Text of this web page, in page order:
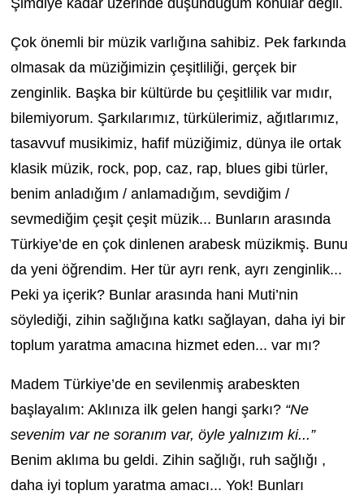
Şimdiye kadar üzerinde düşündüğüm konular değil.
Çok önemli bir müzik varlığına sahibiz. Pek farkında
olmasak da müziğimizin çeşitliliği, gerçek bir
zenginlik. Başka bir kültürde bu çeşitlilik var mıdır,
bilemiyorum. Şarkılarımız, türkülerimiz, ağıtlarımız,
tasavvuf musikimiz, hafif müziğimiz, dünya ile ortak
klasik müzik, rock, pop, caz, rap, blues gibi türler,
benim anladığım / anlamadığım, sevdiğim /
sevmediğim çeşit çeşit müzik... Bunların arasında
Türkiye’de en çok dinlenen arabesk müzikmiş. Bunu
da yeni öğrendim. Her tür ayrı renk, ayrı zenginlik...
Peki ya içerik? Bunlar arasında hani Muti’nin
söylediği, zihin sağlığına katkı sağlayan, daha iyi bir
toplum yaratma amacına hizmet eden... var mı?
Madem Türkiye’de en sevilenmiş arabeskten
başlayalım: Aklınıza ilk gelen hangi şarkı? “Ne
sevenim var ne soranım var, öyle yalnızım ki...”
Benim aklıma bu geldi. Zihin sağlığı, ruh sağlığı ,
daha iyi toplum yaratma amacı... Yok! Bunları